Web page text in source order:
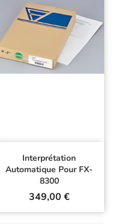
Interprétation
Automatique Pour FX-
8300
Prix
349,00 €